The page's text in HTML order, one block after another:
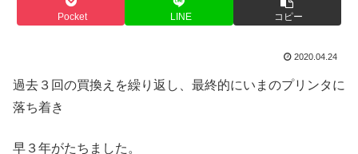
Pocket LINE コピー
2020.04.24
過去３回の買換えを繰り返し、最終的にいまのプリンタに
落ち着き
早３年がたちました。